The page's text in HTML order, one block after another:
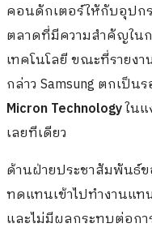
คอนดักเตอร์ใหักับอุป
ตลาดที่มีความสำคัญใน
เทคโนโลยี ขณะที่รายง
กล่าว Samsung ตกเป็น
Micron Technologyใน
เลยทีเดียว
ด้านฝ่ายประชาสัมพันธ์ข
ทดแทนเข้าไปทำงานแ
และไม่มีผลกระทบต่อก